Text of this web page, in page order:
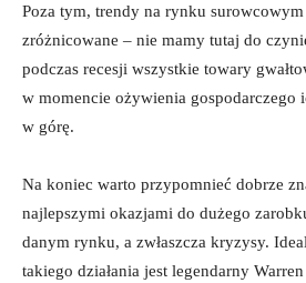
Poza tym, trendy na rynku surowcowym
zróżnicowane – nie mamy tutaj do
podczas recesji wszystkie towary
w momencie ożywienia gospodarczego
w górę.
Na koniec warto przypomnieć dobrze
najlepszymi okazjami do dużego
danym rynku, a zwłaszcza kryzysy.
takiego działania jest legendarny